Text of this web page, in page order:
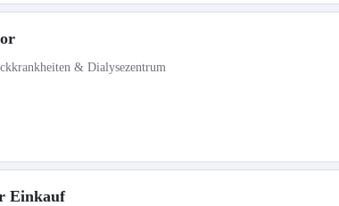
& Dialysezentrum
Einkauf